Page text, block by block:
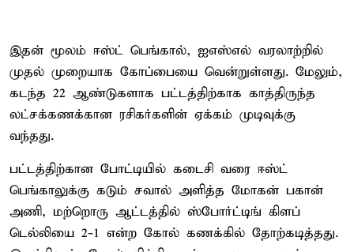
இதன் மூலம் ஈஸ்ட் பெங்கால், ஐஎஸ்எல் வரலாற்றில்
முதல் முறையாக கோப்பையை வென்றுள்ளது. மேலும்,
கடந்த 22 ஆண்டுகளாக பட்டத்திற்காக காத்திருந்த
லட்சக்கணக்கான ரசிகர்களின் ஏக்கம் முடிவுக்கு
வந்தது.
பட்டத்திற்கான போட்டியில் கடைசி வரை ஈஸ்ட்
பெங்காலுக்கு கடும் சவால் அளித்த மோகன் பகான்
அணி, மற்றொரு ஆட்டத்தில் ஸ்போர்ட்டிங் கிளப்
டெல்லியை 2-1 என்ற கோல் கணக்கில் தோற்கடித்தது.